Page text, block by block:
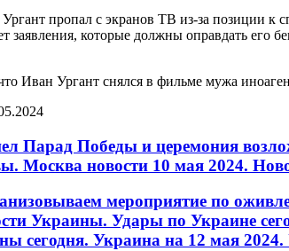
пропал с экранов ТВ из-за позиции
заявления, которые должны оправдать его
Иван Ургант снялся в фильме мужа
Парад Победы и церемония
Москва новости 10 мая 2024.
мероприятие по
Украины. Удары по Украине
сегодня. Украина на 12 мая